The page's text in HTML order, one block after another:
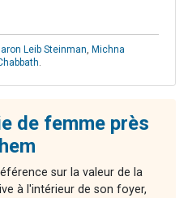
Leib Steinman, Michna
.
de femme près
sur la valeur de la
à l'intérieur de son foyer,